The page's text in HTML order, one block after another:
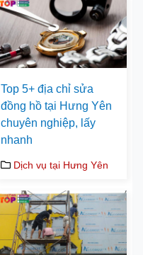
Top 5+ địa chỉ sửa
đồng hồ tại Hưng Yên
chuyên nghiệp, lấy
nhanh
Dịch vụ tại Hưng Yên